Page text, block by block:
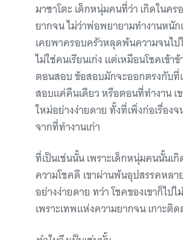
มาซาโตะ เด็กหนุ่มคนที่ว่า เกิดในคร
ยากจน ไม่ว่าพ่อพยายามทำงานหนัก
เคยพาครอบครัวหลุดพ้นความจนไป
ไม่ใช่คนเรียนเก่ง แต่เหมือนโชคเข้า
ตอนสอบ ข้อสอบมักจะออกตรงกับที่
สอบแค่คืนเดียว หรือตอนที่ทำงาน เ
ใหม่อย่างง่ายดาย ทั้งที่เพิ่งก่อเรื่อง
จากที่ทำงานเก่า
ที่เป็นเช่นนั้น เพราะเด็กหนุ่มคนนั้นเ
ความโชคดี เขาผ่านพ้นอุปสรรคหลา
อย่างง่ายดาย ทว่า โชคของเขาก็ไป
เพราะเทพแห่งความยากจน เกาะติ